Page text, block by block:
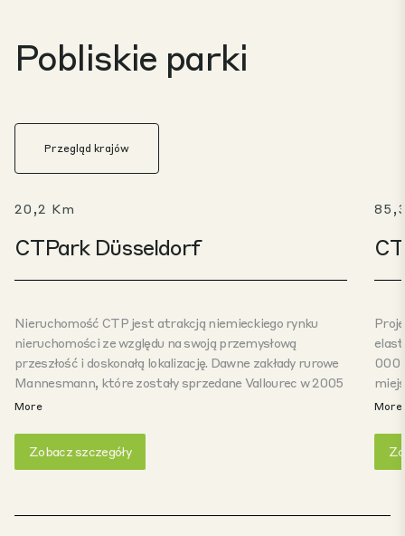
Pobliskie parki
Przegląd krajów
20,2 Km
CTPark Düsseldorf
Nieruchomość CTP jest atrakcją niemieckiego rynku
nieruchomości ze względu na swoją przemysłową
przeszłość i doskonałą lokalizację. Dawne zakłady rurowe
Mannesmann, które zostały sprzedane Vallourec w 2005
r., znajdowały się w dzielnicy Düsseldorf-Rath od 1899 r.
do życzenia swoim użytkownikom. Oprócz tradycyjnych
oferuje wielofunkcyjne obszary przemysłu lekkiego.
More
Zobacz szczegóły
000
620
More